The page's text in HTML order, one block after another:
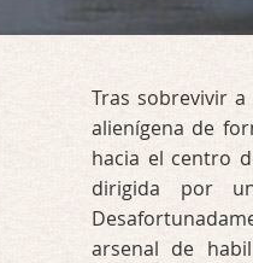
Tras sobrevivir
alienígena de
hacia el centro
dirigida por
arsenal de